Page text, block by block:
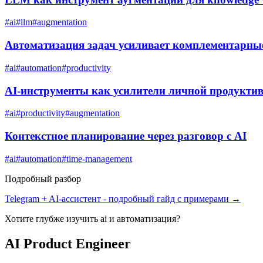
#ai#llm#augmentation
Автоматизация задач усиливает
#ai#automation#productivity
AI-инструменты как усилители личной
#ai#productivity#augmentation
Контекстное планирование через разговор с AI
#ai#automation#time-management
Подробный разбор
Telegram + AI-ассистент - подробный гайд с примерами →
Хотите глубже изучить ai и автоматизация?
AI Product Engineer